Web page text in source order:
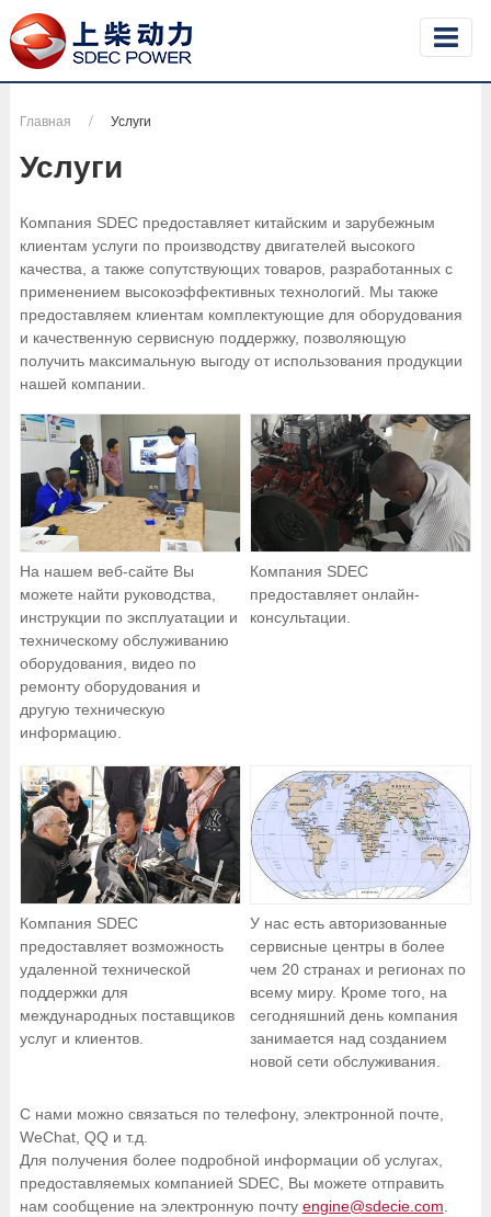
Главная Услуги
Услуги
Компания SDEC предоставляет китайским и зарубежным
клиентам услуги по производству двигателей высокого
качества, а также сопутствующих товаров, разработанных с
применением высокоэффективных технологий. Мы также
предоставляем клиентам комплектующие для оборудования
и качественную сервисную поддержку, позволяющую
получить максимальную выгоду от использования продукции
нашей компании.
На нашем веб-сайте Вы
можете найти руководства,
инструкции по эксплуатации и
техническому обслуживанию
оборудования, видео по
ремонту оборудования и
другую техническую
информацию.
Компания SDEC
предоставляет онлайн-
консультации.
Компания SDEC
предоставляет возможность
удаленной технической
поддержки для
международных поставщиков
услуг и клиентов.
У нас есть авторизованные
сервисные центры в более
чем 20 странах и регионах по
всему миру. Кроме того, на
сегодняшний день компания
занимается над созданием
новой сети обслуживания.
С нами можно связаться по телефону, электронной почте,
WeChat, QQ и т.д.
Для получения более подробной информации об услугах,
предоставляемых компанией SDEC, Вы можете отправить
нам сообщение на электронную почту engine@sdecie.com.